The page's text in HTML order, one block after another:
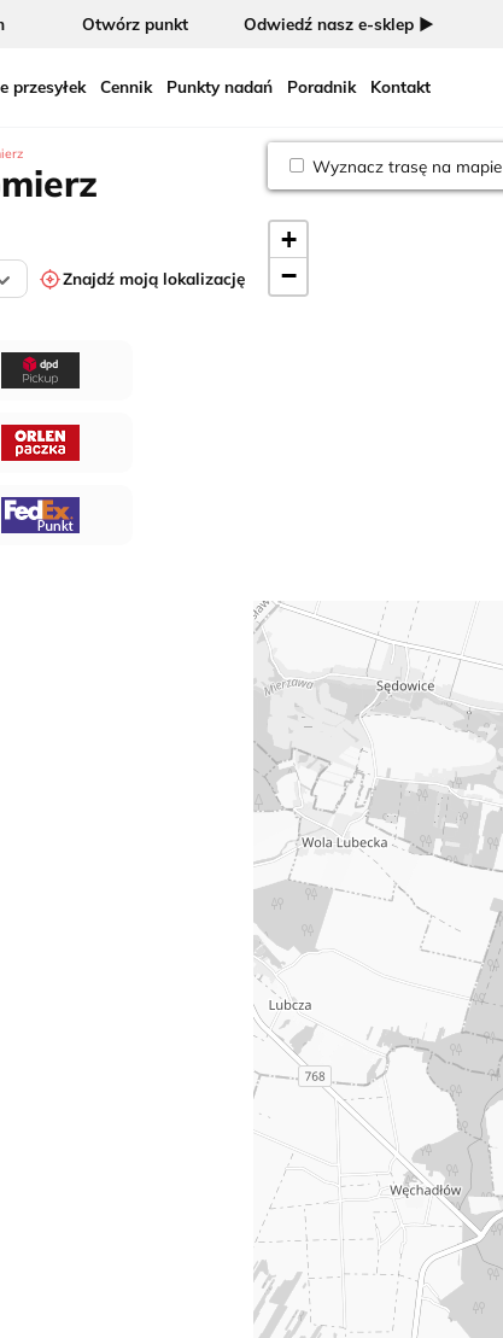
Otwórz punkt Odwiedź nasz e-sklep ►
przesyłek Cennik Punkty nadań Poradnik Kontakt
Znajdź moją lokalizację
Wyznacz trasę na mapie
+
−